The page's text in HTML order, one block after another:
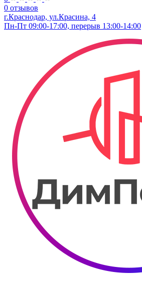
0 отзывов
г.Краснодар, ул.Красина, 4
Пн-Пт 09:00-17:00, перерыв 13:00-14:00